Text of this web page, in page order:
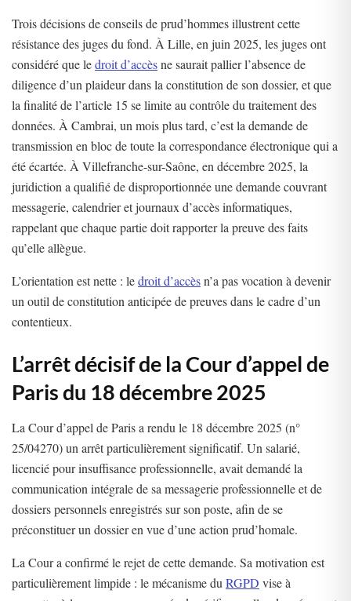
Trois décisions de conseils de prud’hommes illustrent cette
résistance des juges du fond. À Lille, en juin 2025, les juges ont
considéré que ledroit d’accèsne saurait pallier l’absence de
diligence d’un plaideur dans la constitution de son dossier, et que
la finalité de l’article 15 se limite au contrôle du traitement des
données. À Cambrai, un mois plus tard, c’est la demande de
transmission en bloc de toute la correspondance électronique qui a
été écartée. À Villefranche-sur-Saône, en décembre 2025, la
juridiction a qualifié de disproportionnée une demande couvrant
messagerie, calendrier et journaux d’accès informatiques,
rappelant que chaque partie doit rapporter la preuve des faits
qu’elle allègue.
L’orientation est nette : ledroit d’accèsn’a pas vocation à devenir
un outil de constitution anticipée de preuves dans le cadre d’un
contentieux.
L’arrêt décisif de la Cour d’appel de
Paris du 18 décembre 2025
La Cour d’appel de Paris a rendu le 18 décembre 2025 (n°
25/04270) un arrêt particulièrement significatif. Un salarié,
licencié pour insuffisance professionnelle, avait demandé la
communication intégrale de sa messagerie professionnelle et de
dossiers personnels enregistrés sur son poste, afin de se
préconstituer un dossier en vue d’une action prud’homale.
La Cour a confirmé le rejet de cette demande. Sa motivation est
particulièrement limpide : le mécanisme du RGPD vise à